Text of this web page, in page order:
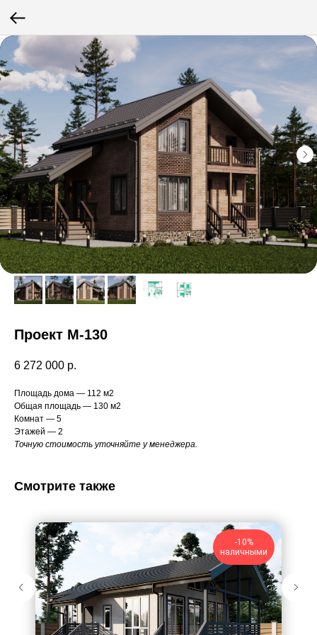
Проект М-130
6 272 000 р.
Площадь дома — 112 м2
Общая площадь — 130 м2
Комнат — 5
Этажей — 2
Точную стоимость уточняйте у менеджера.
Смотрите также
-10%
наличными